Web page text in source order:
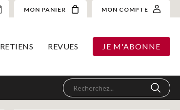
MON PANIER MON COMPTE
REVUES JE M'ABONNE